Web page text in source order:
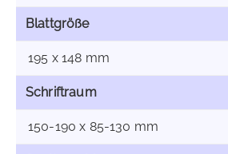
Blattgröße
195 x 148 mm
Schriftraum
150-190 x 85-130 mm